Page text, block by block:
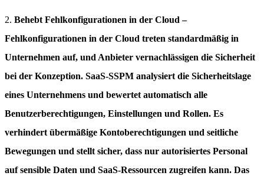
2. Behebt Fehlkonfigurationen in der Cloud –
Fehlkonfigurationen in der Cloud treten standardmäßig in
Unternehmen auf, und Anbieter vernachlässigen die Sicherheit
bei der Konzeption. SaaS-SSPM analysiert die Sicherheitslage
eines Unternehmens und bewertet automatisch alle
Benutzerberechtigungen, Einstellungen und Rollen. Es
verhindert übermäßige Kontoberechtigungen und seitliche
Bewegungen und stellt sicher, dass nur autorisiertes Personal
auf sensible Daten und SaaS-Ressourcen zugreifen kann. Das